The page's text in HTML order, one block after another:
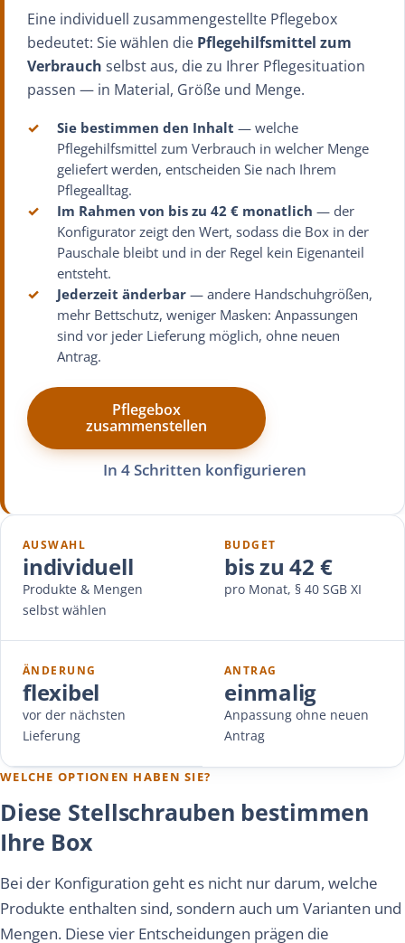
Eine individuell zusammengestellte Pflegebox
bedeutet: Sie wählen die Pflegehilfsmittel zum
Verbrauch selbst aus, die zu Ihrer Pflegesituation
passen — in Material, Größe und Menge.
✓ Sie bestimmen den Inhalt — welche
Pflegehilfsmittel zum Verbrauch in welcher Menge
geliefert werden, entscheiden Sie nach Ihrem
Pflegealltag.
✓
Im Rahmen von bis zu 42 € monatlich — der
Konfigurator zeigt den Wert, sodass die Box in der
Pauschale bleibt und in der Regel kein Eigenanteil
entsteht.
✓
Jederzeit änderbar— andere Handschuhgrößen,
mehr Bettschutz, weniger Masken: Anpassungen
sind vor jeder Lieferung möglich, ohne neuen
Antrag.
Pflegebox
zusammenstellen
In 4 Schritten konfigurieren
AUSWAHL
individuell
Produkte & Mengen
selbst wählen
BUDGET
bis zu 42 €
pro Monat, § 40 SGB XI
ÄNDERUNG
flexibel
vor der nächsten
Lieferung
ANTRAG
einmalig
Anpassung ohne neuen
Antrag
WELCHE OPTIONEN HABEN SIE?
Diese Stellschrauben bestimmen
Ihre Box
Bei der Konfiguration geht es nicht nur darum, welche
Produkte enthalten sind, sondern auch um Varianten und
Mengen. Diese vier Entscheidungen prägen die